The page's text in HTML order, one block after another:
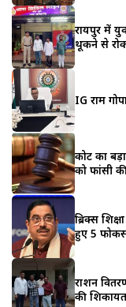
रायपुर में
थूकने से
IG राम
कोर्ट का
को फांसी
ब्रिक्स
हुए 5 फोकस
राशन
की शिकायत